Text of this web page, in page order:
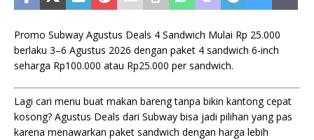
Promo Subway Agustus Deals 4 Sandwich Mulai Rp 25.000
berlaku 3–6 Agustus 2026 dengan paket 4 sandwich 6-inch
seharga Rp100.000 atau Rp25.000 per sandwich.
Lagi cari menu buat makan bareng tanpa bikin kantong cepat
kosong? Agustus Deals dari Subway bisa jadi pilihan yang pas
karena menawarkan paket sandwich dengan harga lebih